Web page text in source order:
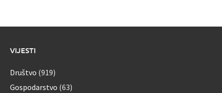
VIJESTI
Društvo (919)
Gospodarstvo (63)